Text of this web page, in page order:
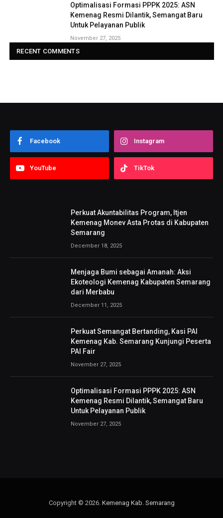
Optimalisasi Formasi PPPK 2025: ASN
Kemenag Resmi Dilantik, Semangat Baru
Untuk Pelayanan Publik
November 27, 2025
RECENT COMMENTS
Facebook Instagram
YouTube TikTok
Perkuat Akuntabilitas Program, Itjen
Kemenag Monev Asta Protas di Kabupaten
Semarang
December 18, 2025
Menjaga Bumi sebagai Amanah: Aksi
Ekoteologi Kemenag Kabupaten Semarang
dari Merbabu
December 11, 2025
Perkuat Semangat Bertanding, Kasi PAI
Kemenag Kab. Semarang Kunjungi Peserta
PAI Fair
November 27, 2025
Optimalisasi Formasi PPPK 2025: ASN
Kemenag Resmi Dilantik, Semangat Baru
Untuk Pelayanan Publik
November 27, 2025
Copyright © 2026. Kemenag Kab. Semarang